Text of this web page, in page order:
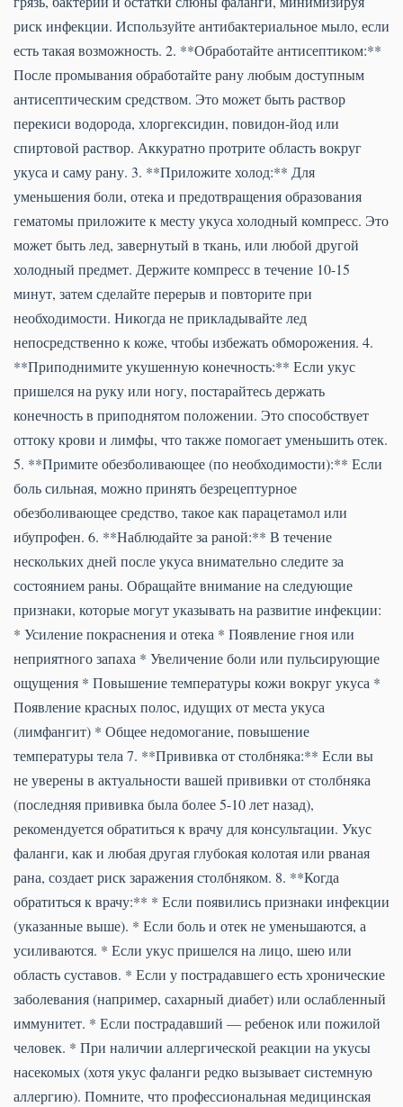
риск инфекции. Используйте антибактериальное мыло, если
есть такая возможность. 2. **Обработайте антисептиком:**
После промывания обработайте рану любым доступным
антисептическим средством. Это может быть раствор
перекиси водорода, хлоргексидин, повидон-йод или
спиртовой раствор. Аккуратно протрите область вокруг
укуса и саму рану. 3. **Приложите холод:** Для
уменьшения боли, отека и предотвращения образования
гематомы приложите к месту укуса холодный компресс. Это
может быть лед, завернутый в ткань, или любой другой
холодный предмет. Держите компресс в течение 10-15
минут, затем сделайте перерыв и повторите при
необходимости. Никогда не прикладывайте лед
непосредственно к коже, чтобы избежать обморожения. 4.
**Приподнимите укушенную конечность:** Если укус
пришелся на руку или ногу, постарайтесь держать
конечность в приподнятом положении. Это способствует
оттоку крови и лимфы, что также помогает уменьшить отек.
5. **Примите обезболивающее (по необходимости):** Если
боль сильная, можно принять безрецептурное
обезболивающее средство, такое как парацетамол или
ибупрофен. 6. **Наблюдайте за раной:** В течение
нескольких дней после укуса внимательно следите за
состоянием раны. Обращайте внимание на следующие
признаки, которые могут указывать на развитие инфекции:
* Усиление покраснения и отека * Появление гноя или
неприятного запаха * Увеличение боли или пульсирующие
ощущения * Повышение температуры кожи вокруг укуса *
Появление красных полос, идущих от места укуса
(лимфангит) * Общее недомогание, повышение
температуры тела 7. **Прививка от столбняка:** Если вы
не уверены в актуальности вашей прививки от столбняка
(последняя прививка была более 5-10 лет назад),
рекомендуется обратиться к врачу для консультации. Укус
фаланги, как и любая другая глубокая колотая или рваная
рана, создает риск заражения столбняком. 8. **Когда
обратиться к врачу:** * Если появились признаки инфекции
(указанные выше). * Если боль и отек не уменьшаются, а
усиливаются. * Если укус пришелся на лицо, шею или
область суставов. * Если у пострадавшего есть хронические
заболевания (например, сахарный диабет) или ослабленный
иммунитет. * Если пострадавший — ребенок или пожилой
человек. * При наличии аллергической реакции на укусы
насекомых (хотя укус фаланги редко вызывает системную
аллергию). Помните, что профессиональная медицинская